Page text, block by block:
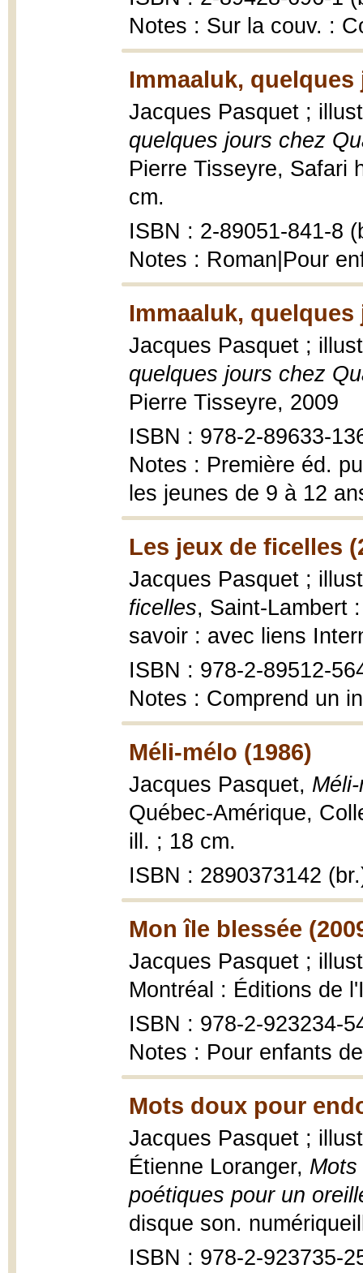
Notes : Sur la couv. :
Immaaluk,
Jacques Pasquet ;
quelques jours chez
Pierre Tisseyre, Safari
cm.
ISBN : 2-89051-841-8
Notes : Roman|Pour
Immaaluk,
Jacques Pasquet ;
quelques jours chez
Pierre Tisseyre, 2009
ISBN : 978-2-89633-
Notes : Première éd.
les jeunes de 9 à 12
Les jeux de ficelles
Jacques Pasquet ;
ficelles, Saint-Lambert
savoir : avec liens
ISBN : 978-2-89512-
Notes : Comprend un
Méli-mélo (1986)
Jacques Pasquet,
Québec-Amérique,
ill. ; 18 cm.
ISBN : 2890373142
Mon île blessée
Jacques Pasquet ;
Montréal : Éditions de
ISBN : 978-2-923234-
Notes : Pour enfants
Mots doux pour
Jacques Pasquet ;
Étienne Loranger,
poétiques pour un
disque son.
ISBN : 978-2-923735-